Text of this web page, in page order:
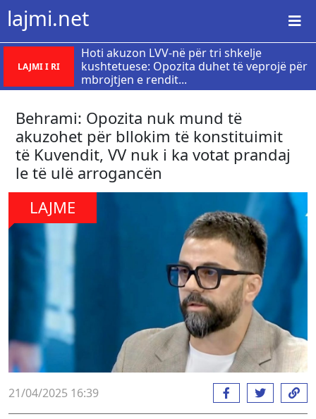
lajmi.net
LAJMI I RI
Hoti akuzon LVV-në për tri shkelje
kushtetuese: Opozita duhet të veprojë për
mbrojtjen e rendit...
Behrami: Opozita nuk mund të
akuzohet për bllokim të konstituimit
të Kuvendit, VV nuk i ka votat prandaj
le të ulë arrogancën
LAJME
21/04/2025 16:39